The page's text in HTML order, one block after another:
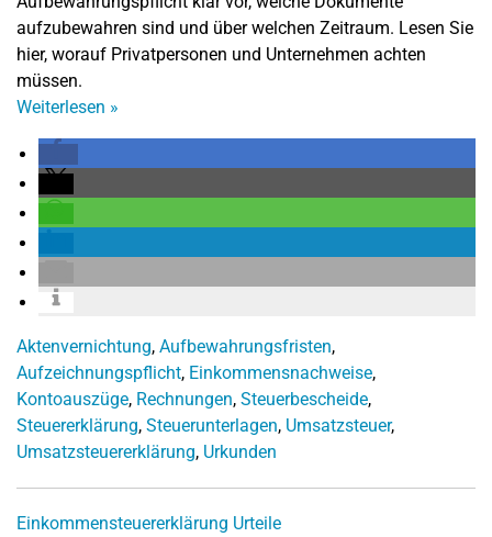
aufzubewahren sind und über welchen Zeitraum. Lesen Sie
hier, worauf Privatpersonen und Unternehmen achten
müssen.
Weiterlesen »
Aktenvernichtung, Aufbewahrungsfristen,
Aufzeichnungspflicht, Einkommensnachweise,
Kontoauszüge, Rechnungen, Steuerbescheide,
Steuererklärung, Steuerunterlagen, Umsatzsteuer,
Umsatzsteuererklärung, Urkunden
Einkommensteuererklärung Urteile